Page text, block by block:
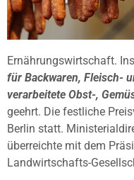
Ernährungswirtschaft.
für Backwaren, Fleisch-
verarbeitete Obst-,
geehrt. Die festliche
Berlin statt.
überreichte mit dem
Landwirtschafts-